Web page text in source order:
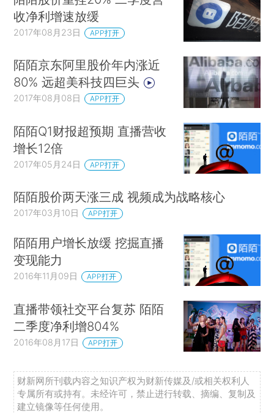
收净利增速放缓
2017年08月23日 APP打开
陌陌京东阿里股价年内涨近
80% 远超美科技四巨头
2017年08月08日 APP打开
陌陌Q1财报超预期 直播营收
增长12倍
2017年05月24日 APP打开
陌陌股价两天涨三成 视频成为战略核心
2017年03月10日 APP打开
陌陌用户增长放缓 挖掘直播
变现能力
2016年11月09日 APP打开
直播带领社交平台复苏 陌陌
二季度净利增804%
2016年08月17日 APP打开
财新网所刊载内容之知识产权为财新传媒及/或相关权利人
专属所有或持有。未经许可，禁止进行转载、摘编、复制及
建立镜像等任何使用。